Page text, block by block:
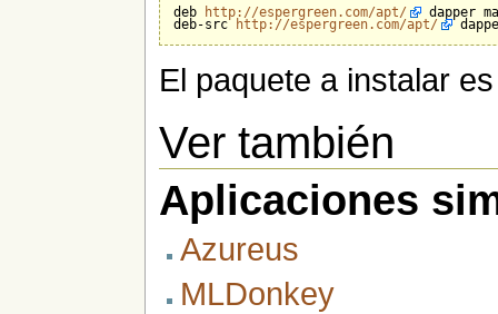
deb http://espergreen.com/apt/ dapper
deb-src http://espergreen.com/apt/
El paquete a instalar
Ver también
Aplicaciones
Azureus
MLDonkey